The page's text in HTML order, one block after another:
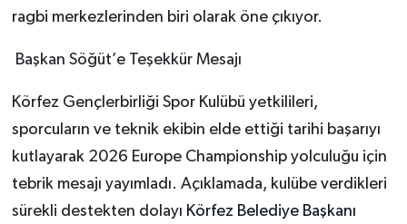
ragbi merkezlerinden biri olarak öne çıkıyor.
Başkan Söğüt’e Teşekkür Mesajı
Körfez Gençlerbirliği Spor Kulübü yetkilileri,
sporcuların ve teknik ekibin elde ettiği tarihi başarıyı
kutlayarak 2026 Europe Championship yolculuğu için
tebrik mesajı yayımladı. Açıklamada, kulübe verdikleri
sürekli destekten dolayı Körfez Belediye Başkanı